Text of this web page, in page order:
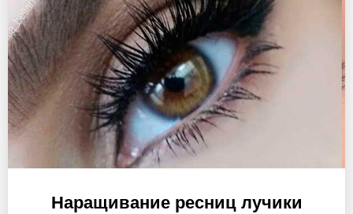
Наращивание ресниц лучики